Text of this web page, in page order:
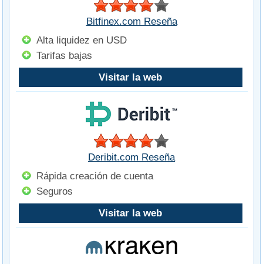
Bitfinex.com Reseña
Alta liquidez en USD
Tarifas bajas
Visitar la web
Deribit.com Reseña
Rápida creación de cuenta
Seguros
Visitar la web